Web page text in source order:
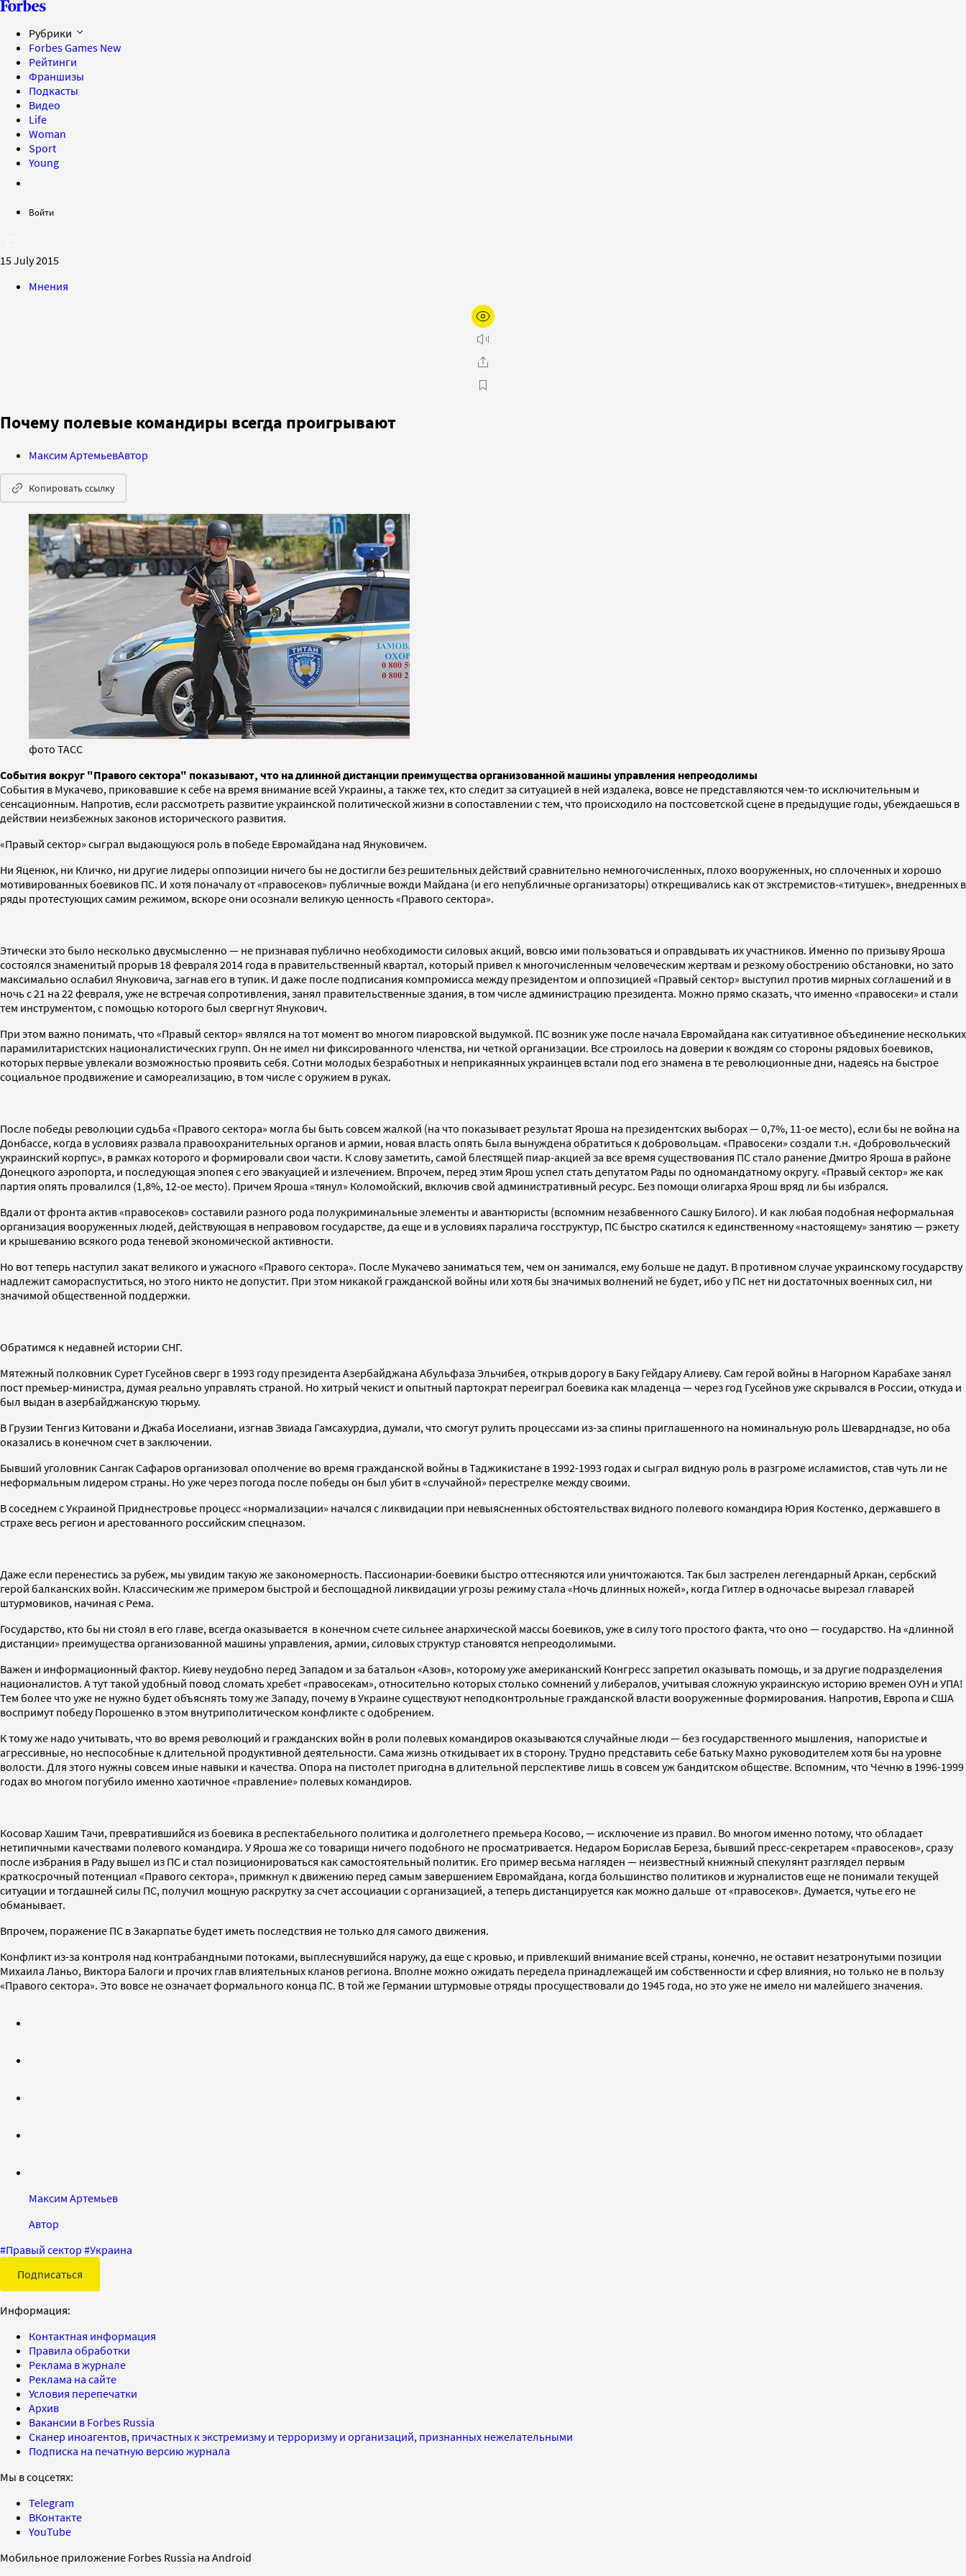
Рубрики
Forbes Games New
Рейтинги
Франшизы
Подкасты
Видео
Life
Woman
Sport
Young
Войти
15 July 2015
Мнения
Почему полевые командиры всегда проигрывают
Максим АртемьевАвтор
Копировать ссылку
фото ТАСС
События вокруг "Правого сектора" показывают, что на длинной дистанции преимущества организованной машины управления непреодолимы
События в Мукачево, приковавшие к себе на время внимание всей Украины, а также тех, кто следит за ситуацией в ней издалека, вовсе не представляются чем-то исключительным и
сенсационным. Напротив, если рассмотреть развитие украинской политической жизни в сопоставлении с тем, что происходило на постсоветской сцене в предыдущие годы, убеждаешься в
действии неизбежных законов исторического развития.
«Правый сектор» сыграл выдающуюся роль в победе Евромайдана над Януковичем.
Ни Яценюк, ни Кличко, ни другие лидеры оппозиции ничего бы не достигли без решительных действий сравнительно немногочисленных, плохо вооруженных, но сплоченных и хорошо
мотивированных боевиков ПС. И хотя поначалу от «правосеков» публичные вожди Майдана (и его непубличные организаторы) открещивались как от экстремистов-«титушек», внедренных в
ряды протестующих самим режимом, вскоре они осознали великую ценность «Правого сектора».
Этически это было несколько двусмысленно — не признавая публично необходимости силовых акций, вовсю ими пользоваться и оправдывать их участников. Именно по призыву Яроша
состоялся знаменитый прорыв 18 февраля 2014 года в правительственный квартал, который привел к многочисленным человеческим жертвам и резкому обострению обстановки, но зато
максимально ослабил Януковича, загнав его в тупик. И даже после подписания компромисса между президентом и оппозицией «Правый сектор» выступил против мирных соглашений и в
ночь с 21 на 22 февраля, уже не встречая сопротивления, занял правительственные здания, в том числе администрацию президента. Можно прямо сказать, что именно «правосеки» и стали
тем инструментом, с помощью которого был свергнут Янукович.
При этом важно понимать, что «Правый сектор» являлся на тот момент во многом пиаровской выдумкой. ПС возник уже после начала Евромайдана как ситуативное объединение нескольких
парамилитаристских националистических групп. Он не имел ни фиксированного членства, ни четкой организации. Все строилось на доверии к вождям со стороны рядовых боевиков,
которых первые увлекали возможностью проявить себя. Сотни молодых безработных и неприкаянных украинцев встали под его знамена в те революционные дни, надеясь на быстрое
социальное продвижение и самореализацию, в том числе с оружием в руках.
После победы революции судьба «Правого сектора» могла бы быть совсем жалкой (на что показывает результат Яроша на президентских выборах — 0,7%, 11-ое место), если бы не война на
Донбассе, когда в условиях развала правоохранительных органов и армии, новая власть опять была вынуждена обратиться к добровольцам. «Правосеки» создали т.н. «Добровольческий
украинский корпус», в рамках которого и формировали свои части. К слову заметить, самой блестящей пиар-акцией за все время существования ПС стало ранение Дмитро Яроша в районе
Донецкого аэропорта, и последующая эпопея с его эвакуацией и излечением. Впрочем, перед этим Ярош успел стать депутатом Рады по одномандатному округу. «Правый сектор» же как
партия опять провалился (1,8%, 12-ое место). Причем Яроша «тянул» Коломойский, включив свой административный ресурс. Без помощи олигарха Ярош вряд ли бы избрался.
Вдали от фронта актив «правосеков» составили разного рода полукриминальные элементы и авантюристы (вспомним незабвенного Сашку Билого). И как любая подобная неформальная
организация вооруженных людей, действующая в неправовом государстве, да еще и в условиях паралича госструктур, ПС быстро скатился к единственному «настоящему» занятию — рэкету
и крышеванию всякого рода теневой экономической активности.
Но вот теперь наступил закат великого и ужасного «Правого сектора». После Мукачево заниматься тем, чем он занимался, ему больше не дадут. В противном случае украинскому государству
надлежит самораспуститься, но этого никто не допустит. При этом никакой гражданской войны или хотя бы значимых волнений не будет, ибо у ПС нет ни достаточных военных сил, ни
значимой общественной поддержки.
Обратимся к недавней истории СНГ.
Мятежный полковник Сурет Гусейнов сверг в 1993 году президента Азербайджана Абульфаза Эльчибея, открыв дорогу в Баку Гейдару Алиеву. Сам герой войны в Нагорном Карабахе занял
пост премьер-министра, думая реально управлять страной. Но хитрый чекист и опытный партократ переиграл боевика как младенца — через год Гусейнов уже скрывался в России, откуда и
был выдан в азербайджанскую тюрьму.
В Грузии Тенгиз Китовани и Джаба Иоселиани, изгнав Звиада Гамсахурдиа, думали, что смогут рулить процессами из-за спины приглашенного на номинальную роль Шеварднадзе, но оба
оказались в конечном счет в заключении.
Бывший уголовник Сангак Сафаров организовал ополчение во время гражданской войны в Таджикистане в 1992-1993 годах и сыграл видную роль в разгроме исламистов, став чуть ли не
неформальным лидером страны. Но уже через погода после победы он был убит в «случайной» перестрелке между своими.
В соседнем с Украиной Приднестровье процесс «нормализации» начался с ликвидации при невыясненных обстоятельствах видного полевого командира Юрия Костенко, державшего в
страхе весь регион и арестованного российским спецназом.
Даже если перенестись за рубеж, мы увидим такую же закономерность. Пассионарии-боевики быстро оттесняются или уничтожаются. Так был застрелен легендарный Аркан, сербский
герой балканских войн. Классическим же примером быстрой и беспощадной ликвидации угрозы режиму стала «Ночь длинных ножей», когда Гитлер в одночасье вырезал главарей
штурмовиков, начиная с Рема.
Государство, кто бы ни стоял в его главе, всегда оказывается в конечном счете сильнее анархической массы боевиков, уже в силу того простого факта, что оно — государство. На «длинной
дистанции» преимущества организованной машины управления, армии, силовых структур становятся непреодолимыми.
Важен и информационный фактор. Киеву неудобно перед Западом и за батальон «Азов», которому уже американский Конгресс запретил оказывать помощь, и за другие подразделения
националистов. А тут такой удобный повод сломать хребет «правосекам», относительно которых столько сомнений у либералов, учитывая сложную украинскую историю времен ОУН и УПА!
Тем более что уже не нужно будет объяснять тому же Западу, почему в Украине существуют неподконтрольные гражданской власти вооруженные формирования. Напротив, Европа и США
воспримут победу Порошенко в этом внутриполитическом конфликте с одобрением.
К тому же надо учитывать, что во время революций и гражданских войн в роли полевых командиров оказываются случайные люди — без государственного мышления, напористые и
агрессивные, но неспособные к длительной продуктивной деятельности. Сама жизнь откидывает их в сторону. Трудно представить себе батьку Махно руководителем хотя бы на уровне
волости. Для этого нужны совсем иные навыки и качества. Опора на пистолет пригодна в длительной перспективе лишь в совсем уж бандитском обществе. Вспомним, что Чечню в 1996-1999
годах во многом погубило именно хаотичное «правление» полевых командиров.
Косовар Хашим Тачи, превратившийся из боевика в респектабельного политика и долголетнего премьера Косово, — исключение из правил. Во многом именно потому, что обладает
нетипичными качествами полевого командира. У Яроша же со товарищи ничего подобного не просматривается. Недаром Борислав Береза, бывший пресс-секретарем «правосеков», сразу
после избрания в Раду вышел из ПС и стал позиционироваться как самостоятельный политик. Его пример весьма нагляден — неизвестный книжный спекулянт разглядел первым
краткосрочный потенциал «Правого сектора», примкнул к движению перед самым завершением Евромайдана, когда большинство политиков и журналистов еще не понимали текущей
ситуации и тогдашней силы ПС, получил мощную раскрутку за счет ассоциации с организацией, а теперь дистанцируется как можно дальше от «правосеков». Думается, чутье его не
обманывает.
Впрочем, поражение ПС в Закарпатье будет иметь последствия не только для самого движения.
Конфликт из-за контроля над контрабандными потоками, выплеснувшийся наружу, да еще с кровью, и привлекший внимание всей страны, конечно, не оставит незатронутыми позиции
Михаила Ланьо, Виктора Балоги и прочих глав влиятельных кланов региона. Вполне можно ожидать передела принадлежащей им собственности и сфер влияния, но только не в пользу
«Правого сектора». Это вовсе не означает формального конца ПС. В той же Германии штурмовые отряды просуществовали до 1945 года, но это уже не имело ни малейшего значения.
Максим Артемьев
Автор
#Правый сектор #Украина
Подписаться
Информация:
Контактная информация
Правила обработки
Реклама в журнале
Реклама на сайте
Условия перепечатки
Архив
Вакансии в Forbes Russia
Сканер иноагентов, причастных к экстремизму и терроризму и организаций, признанных нежелательными
Подписка на печатную версию журнала
Мы в соцсетях:
Telegram
ВКонтакте
YouTube
Мобильное приложение Forbes Russia на Android